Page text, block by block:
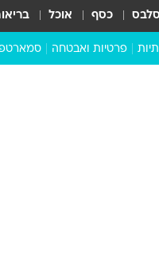
סלבס כסף אוכל
פרטיות ואבטחה